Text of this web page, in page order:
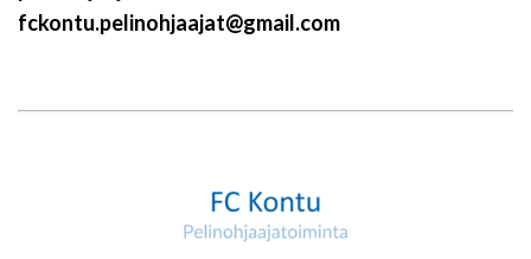
fckontu.pelinohjaajat@gmail.com